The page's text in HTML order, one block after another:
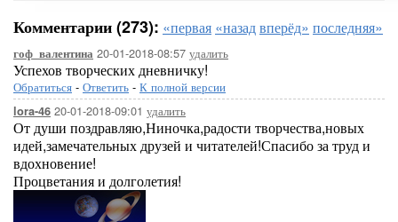
Комментарии (273): «первая «назадвперёд» последняя»
гоф_валентина 20-01-2018-08:57 удалить
Успехов творческих дневничку!
Обратиться - Ответить - К полной версии
lora-46 20-01-2018-09:01 удалить
От души поздравляю,Ниночка,радости творчества,новых
идей,замечательных друзей и читателей!Спасибо за труд и
вдохновение!
Процветания и долголетия!